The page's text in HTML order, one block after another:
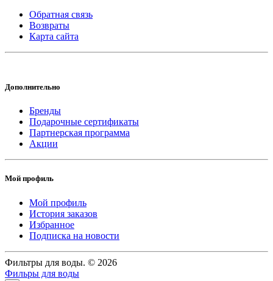
Обратная связь
Возвраты
Карта сайта
Дополнительно
Бренды
Подарочные сертификаты
Партнерская программа
Акции
Мой профиль
Мой профиль
История заказов
Избранное
Подписка на новости
Фильтры для воды. © 2026
Фильры для воды